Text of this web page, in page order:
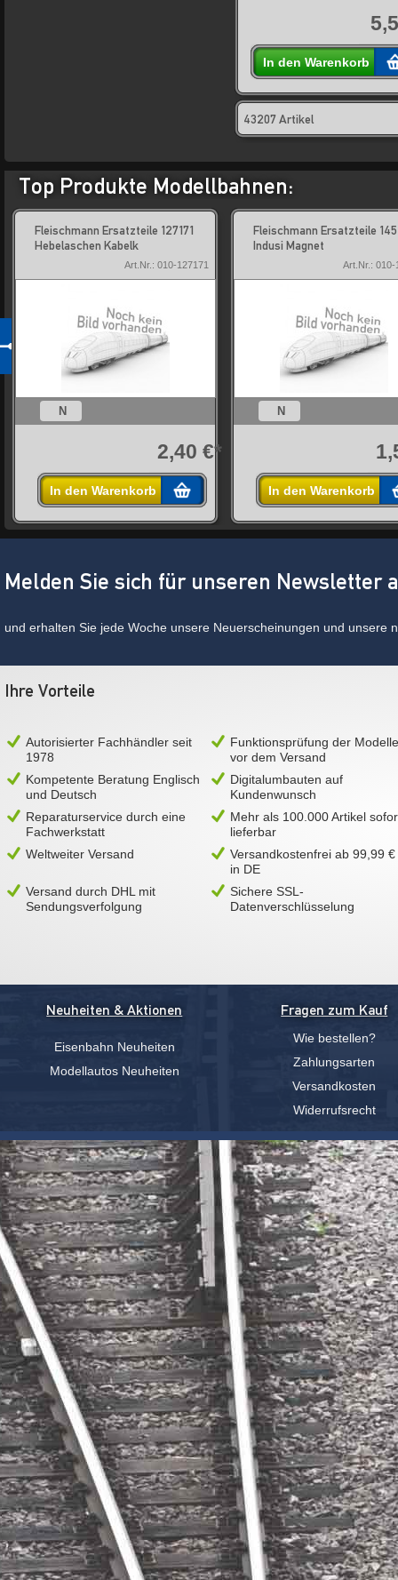
In den Warenkorb
43207 Artikel
Top Produkte Modellbahnen:
Fleischmann Ersatzteile 127171
Hebelaschen Kabelk
Art.Nr.: 010-127171
N
2,40 €*
In den Warenkorb
Fleischmann Ersatzteile
Indusi Magnet
Art.Nr.: 010-
N
In den Warenkorb
Melden Sie sich für unseren Newsletter
und erhalten Sie jede Woche unsere Neuerscheinungen und unsere
Ihre Vorteile
Autorisierter Fachhändler seit
1978
Funktionsprüfung der Modelle
vor dem Versand
Kompetente Beratung Englisch
und Deutsch
Digitalumbauten auf
Kundenwunsch
Reparaturservice durch eine
Fachwerkstatt
Mehr als 100.000 Artikel
lieferbar
Weltweiter Versand
Versandkostenfrei ab 99,99 €
in DE
Versand durch DHL mit
Sendungsverfolgung
Sichere SSL-
Datenverschlüsselung
Neuheiten & Aktionen
Eisenbahn Neuheiten
Modellautos Neuheiten
Fragen zum Kauf
Wie bestellen?
Zahlungsarten
Versandkosten
Widerrufsrecht